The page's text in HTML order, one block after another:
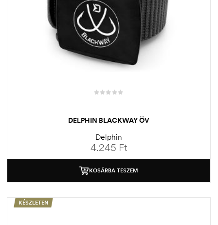
DELPHIN BLACKWAY ÖV
Delphin
4.245 Ft
KOSÁRBA TESZEM
KÉSZLETEN